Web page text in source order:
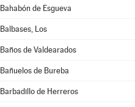
Bahabón de Esgueva
Balbases, Los
Baños de Valdearados
Bañuelos de Bureba
Barbadillo de Herreros